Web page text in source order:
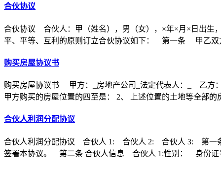
合伙协议
合伙协议 合伙人：甲（姓名），男（女），×年×月×日出
平、平等、互利的原则订立合伙协议如下： 第一条 甲乙双
购买房屋协议书
购买房屋协议书 甲方：_房地产公司_法定代表人：_ 乙方
甲方购买的房屋位置的四至是： 2、 上述位置的土地等全部的
合伙人利润分配协议
合伙人利润分配协议 合伙人 1: 合伙人 2: 合伙人 3: 第一条
签署本协议。 第二条 合伙人信息 合伙人 1:性别： 身份